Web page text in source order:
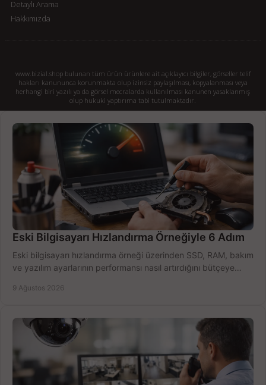
Detaylı Arama
Hakkımızda
www.bizial.shop bulunan tüm ürün ürünlere ait açıklayıcı bilgiler, görseller telif
hakları kanununca korunmakta olup izinsiz paylaşılması, kopyalanması veya
herhangi biri yazılı ya da görsel mecralarda kullanılması kanunen yasaklanmış
olup hukuki yaptırıma tabi tutulmaktadır.
Eski Bilgisayarı Hızlandırma Örneğiyle 6 Adım
Eski bilgisayarı hızlandırma örneği üzerinden SSD, RAM, bakım
ve yazılım ayarlarının performansı nasıl artırdığını bütçeye
9 Ağustos 2026